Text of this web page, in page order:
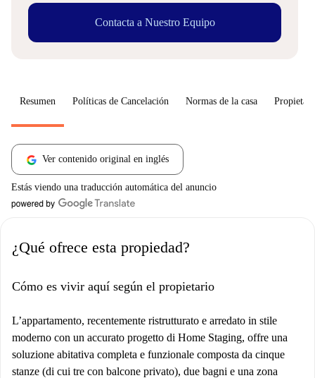
Contacta a Nuestro Equipo
Resumen Políticas de Cancelación Normas de la casa
Ver contenido original en inglés
Estás viendo una traducción automática del anuncio
¿Qué ofrece esta propiedad?
Cómo es vivir aquí según el propietario
L’appartamento, recentemente ristrutturato e arredato in stile
moderno con un accurato progetto di Home Staging, offre una
soluzione abitativa completa e funzionale composta da cinque
stanze (di cui tre con balcone privato), due bagni e una zona